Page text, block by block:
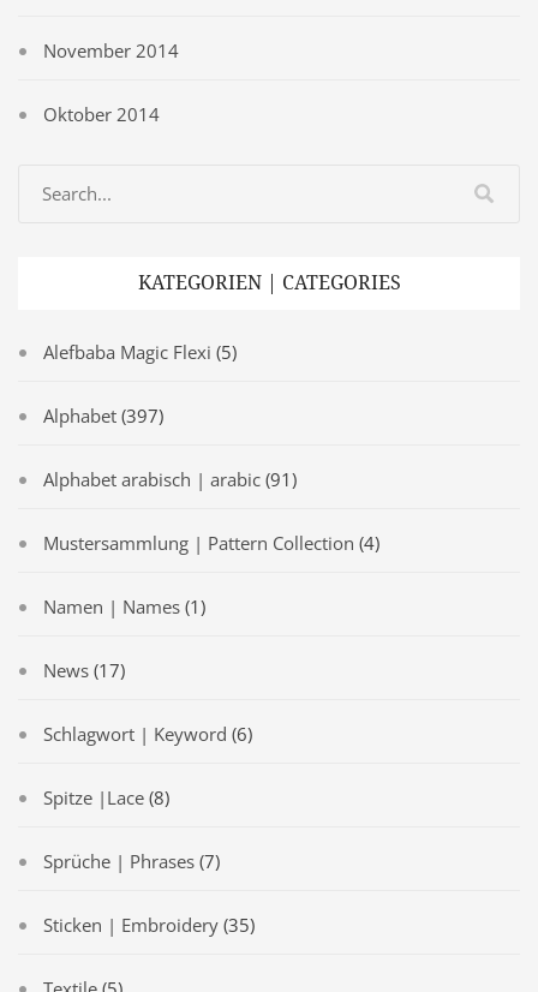
November 2014
Oktober 2014
KATEGORIEN | CATEGORIES
Alefbaba Magic Flexi (5)
Alphabet (397)
Alphabet arabisch | arabic (91)
Mustersammlung | Pattern Collection (4)
Namen | Names (1)
News (17)
Schlagwort | Keyword (6)
Spitze |Lace (8)
Sprüche | Phrases (7)
Sticken | Embroidery (35)